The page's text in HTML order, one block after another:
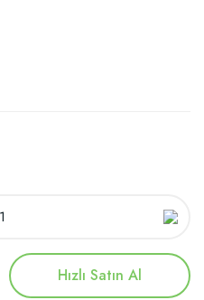
Hızlı Satın Al